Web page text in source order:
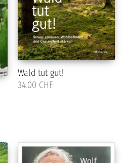
Wald tut gut!
34.00 CHF